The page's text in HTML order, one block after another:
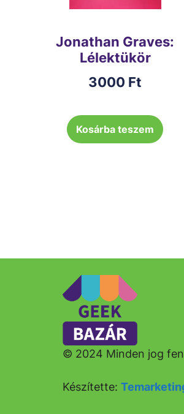
Jonathan Graves:
Lélektükör
3000 Ft
Kosárba teszem
© 2024 Minden jog
Készítette: